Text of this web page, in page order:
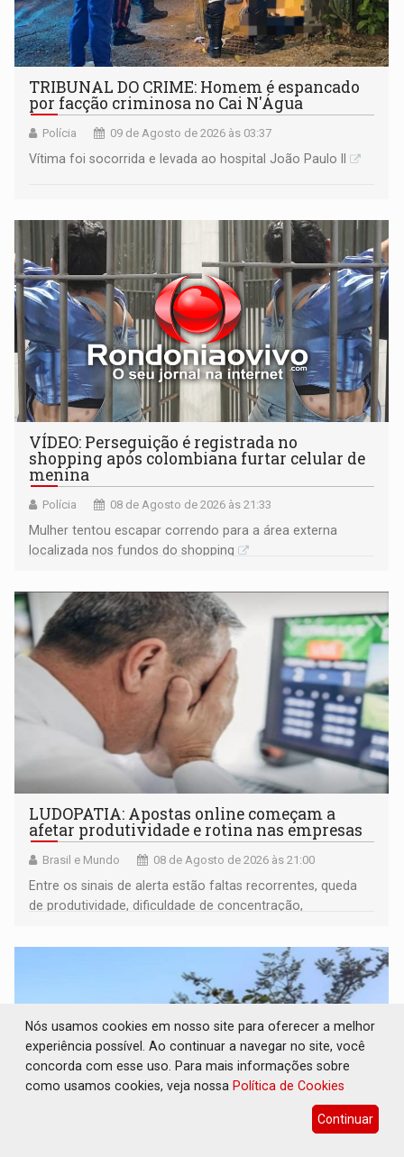
TRIBUNAL DO CRIME: Homem é espancado
por facção criminosa no Cai N'Água
Polícia 09 de Agosto de 2026 às 03:37
Vítima foi socorrida e levada ao hospital João Paulo II
VÍDEO: Perseguição é registrada no
shopping após colombiana furtar celular de
menina
Polícia 08 de Agosto de 2026 às 21:33
Mulher tentou escapar correndo para a área externa
localizada nos fundos do shopping
LUDOPATIA: Apostas online começam a
afetar produtividade e rotina nas empresas
Brasil e Mundo 08 de Agosto de 2026 às 21:00
Entre os sinais de alerta estão faltas recorrentes, queda
de produtividade, dificuldade de concentração,
Nós usamos cookies em nosso site para oferecer a melhor
experiência possível. Ao continuar a navegar no site, você
concorda com esse uso. Para mais informações sobre
como usamos cookies, veja nossa Política de Cookies
Continuar